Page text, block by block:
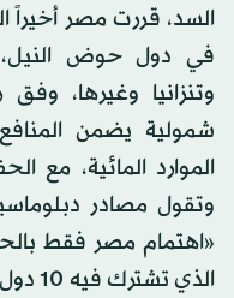
السد، قررت مصر أخيراً
في دول حوض النيل،
وتنزانيا وغيرها،
شمولية يضمن
الموارد المائية،
وتقول مصادر
«اهتمام مصر فقط